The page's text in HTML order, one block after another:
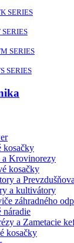
SERIES
SERIES
SERIES
kosačky
a Krovinorezy
kosačky
a
a kultivátory
záhradného
náradie
a Zametacie
kosačky